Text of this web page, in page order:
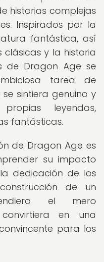
historias complejas
Inspirados por la
fantástica, así
y la historia
de Dragon Age se
tarea de
sintiera genuino y
leyendas,
fantásticas.
de Dragon Age es
su impacto
dedicación de los
de un
el mero
en una
para los